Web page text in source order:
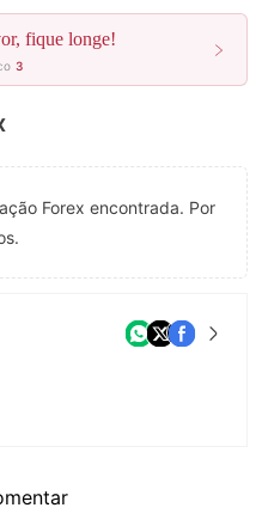
fique longe!
3
Forex encontrada. Por